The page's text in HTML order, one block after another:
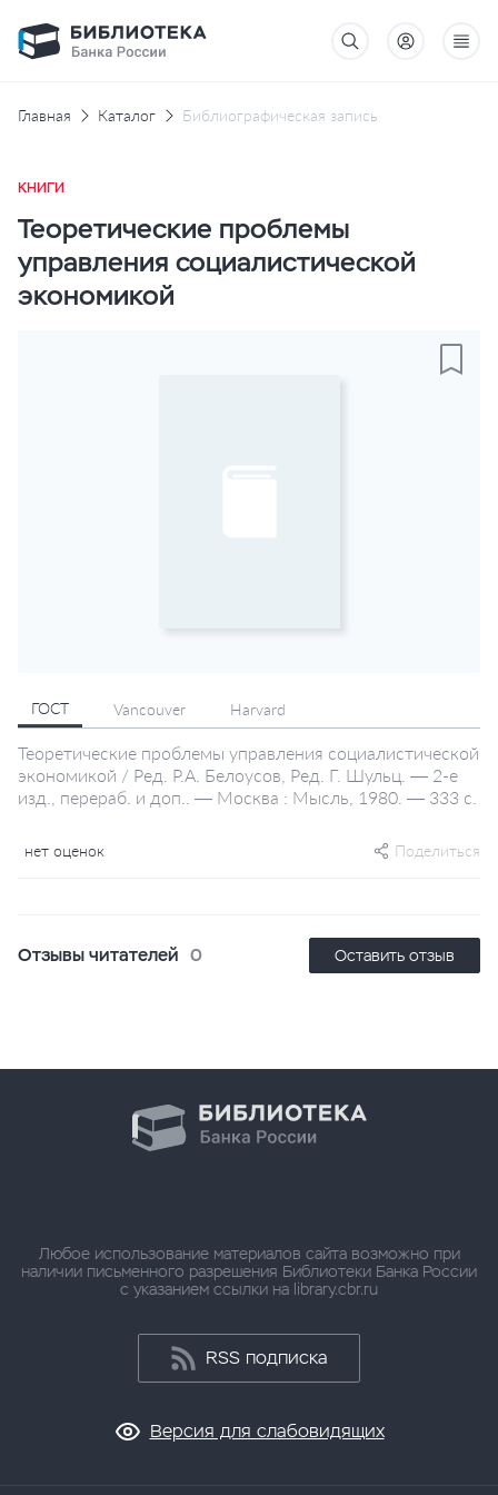
Главная Каталог Библиографическая запись
КНИГИ
Теоретические проблемы
управления социалистической
экономикой
ГОСТ Vancouver Harvard
Теоретические проблемы управления социалистической
экономикой / Ред. Р.А. Белоусов, Ред. Г. Шульц. — 2-е
изд., перераб. и доп.. — Москва : Мысль, 1980. — 333 с.
нет оценок Поделиться
Отзывы читателей 0 Оставить отзыв
Любое использование материалов сайта возможно при
наличии письменного разрешения Библиотеки Банка России
с указанием ссылки на library.cbr.ru
RSS подписка
Версия для слабовидящих